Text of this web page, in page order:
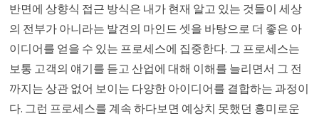
반면에 상향식 접근 방식은 내가 현재 알고 있는 것들이 세상
의 전부가 아니라는 발견의 마인드 셋을 바탕으로 더 좋은 아
이디어를 얻을 수 있는 프로세스에 집중한다. 그 프로세스는
보통 고객의 얘기를 듣고 산업에 대해 이해를 늘리면서 그 전
까지는 상관 없어 보이는 다양한 아이디어를 결합하는 과정이
다. 그런 프로세스를 계속 하다보면 예상치 못했던 흥미로운